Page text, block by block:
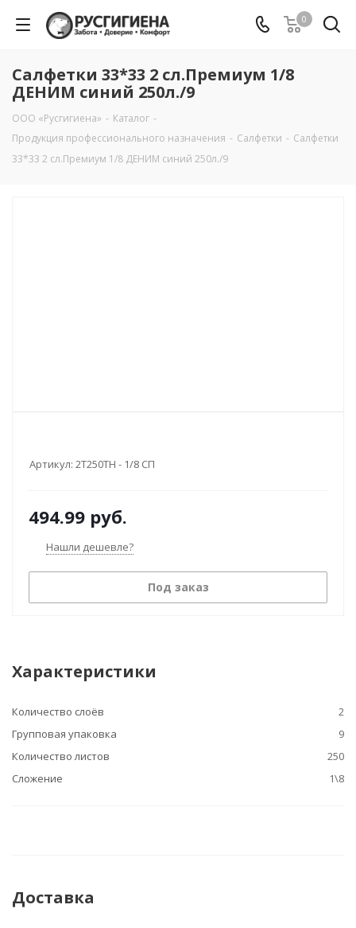
0
Салфетки 33*33 2 сл.Премиум 1/8
ДЕНИМ синий 250л./9
ООО «Русгигиена» - Каталог -
Продукция профессионального назначения - Салфетки - Салфетки
33*33 2 сл.Премиум 1/8 ДЕНИМ синий 250л./9
Артикул: 2Т250ТН - 1/8 СП
494.99 руб.
Нашли дешевле?
Под заказ
Характеристики
Количество слоёв
2
Групповая упаковка
9
Количество листов
250
Сложение
1\8
Доставка